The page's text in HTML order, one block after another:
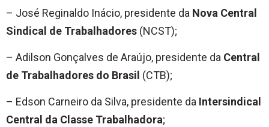
– José Reginaldo Inácio, presidente da Nova Central
Sindical de Trabalhadores (NCST);
– Adilson Gonçalves de Araújo, presidente da Central
de Trabalhadores do Brasil (CTB);
– Edson Carneiro da Silva, presidente da Intersindical
Central da Classe Trabalhadora;